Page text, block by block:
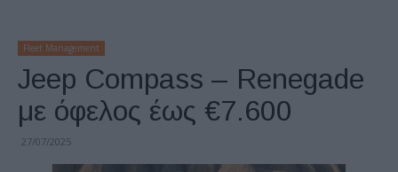
Fleet Management
Jeep Compass – Renegade
με όφελος έως €7.600
27/07/2025